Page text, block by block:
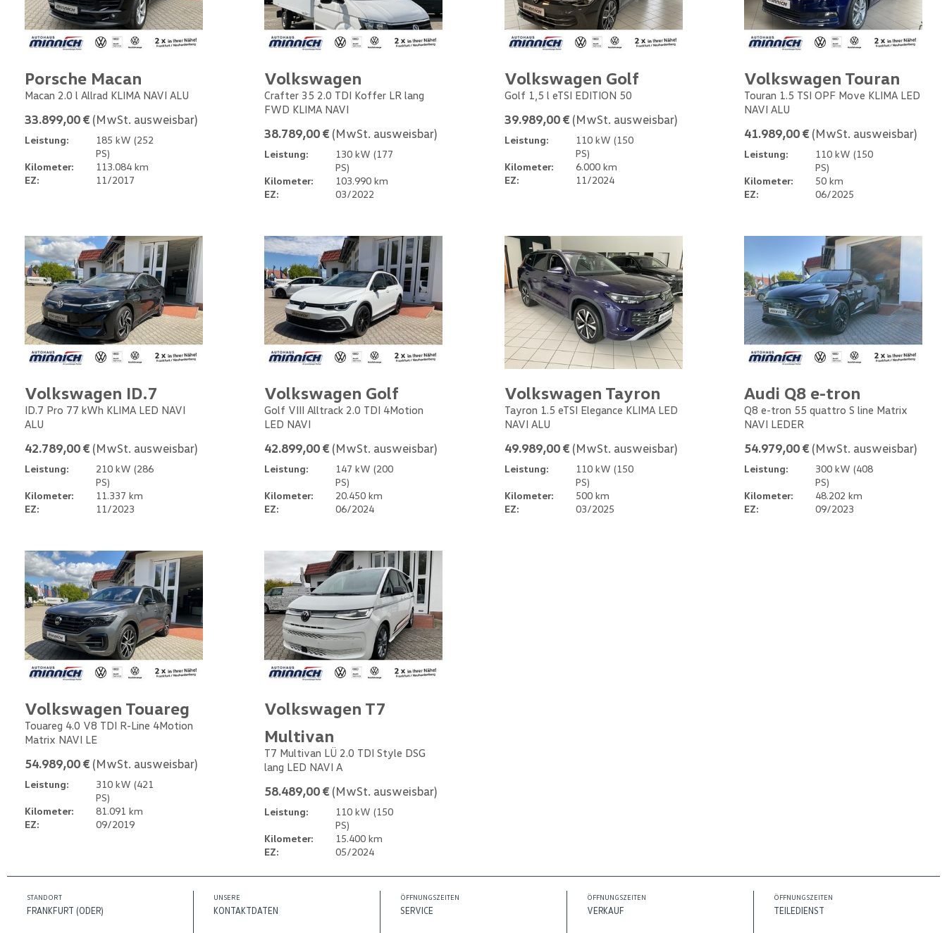
Porsche Macan
Macan 2.0 l Allrad KLIMA NAVI ALU
33.899,00 € (MwSt. ausweisbar)
Leistung:
185 kW (252
PS)
Kilometer:
113.084 km
EZ:
11/2017
Volkswagen
Crafter 35 2.0 TDI Koffer LR lang
FWD KLIMA NAVI
38.789,00 € (MwSt. ausweisbar)
Leistung:
130 kW (177
PS)
Kilometer:
103.990 km
EZ:
03/2022
Volkswagen Golf
Golf 1,5 l eTSI EDITION 50
39.989,00 € (MwSt. ausweisbar)
Leistung:
110 kW (150
PS)
Kilometer:
6.000 km
EZ:
11/2024
Volkswagen Touran
Touran 1.5 TSI OPF Move KLIMA LED
NAVI ALU
41.989,00 € (MwSt. ausweisbar)
Leistung:
110 kW (150
PS)
Kilometer:
50 km
EZ:
06/2025
Volkswagen ID.7
ID.7 Pro 77 kWh KLIMA LED NAVI
ALU
42.789,00 € (MwSt. ausweisbar)
Leistung:
210 kW (286
PS)
Kilometer:
11.337 km
EZ:
11/2023
Volkswagen Golf
Golf VIII Alltrack 2.0 TDI 4Motion
LED NAVI
42.899,00 € (MwSt. ausweisbar)
Leistung:
147 kW (200
PS)
Kilometer:
20.450 km
EZ:
06/2024
Volkswagen Tayron
Tayron 1.5 eTSI Elegance KLIMA LED
NAVI ALU
49.989,00 € (MwSt. ausweisbar)
Leistung:
110 kW (150
PS)
Kilometer:
500 km
EZ:
03/2025
Audi Q8 e-tron
Q8 e-tron 55 quattro S line Matrix
NAVI LEDER
54.979,00 € (MwSt. ausweisbar)
Leistung:
300 kW (408
PS)
Kilometer:
48.202 km
EZ:
09/2023
Volkswagen Touareg
Touareg 4.0 V8 TDI R-Line 4Motion
Matrix NAVI LE
54.989,00 € (MwSt. ausweisbar)
Leistung:
310 kW (421
PS)
Kilometer:
81.091 km
EZ:
09/2019
Volkswagen T7
Multivan
T7 Multivan LÜ 2.0 TDI Style DSG
lang LED NAVI A
58.489,00 € (MwSt. ausweisbar)
Leistung:
110 kW (150
PS)
Kilometer:
15.400 km
EZ:
05/2024
STANDORT
FRANKFURT (ODER)
UNSERE
KONTAKTDATEN
ÖFFNUNGSZEITEN
SERVICE
ÖFFNUNGSZEITEN
VERKAUF
ÖFFNUNGSZEITEN
TEILEDIENST